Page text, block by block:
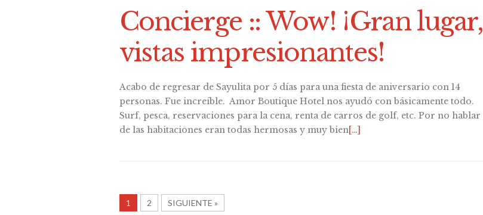
Concierge :: Wow! ¡Gran lugar,
vistas impresionantes!
Acabo de regresar de Sayulita por 5 días para una fiesta de aniversario con 14
personas. Fue increíble. Amor Boutique Hotel nos ayudó con básicamente todo.
Surf, pesca, reservaciones para la cena, renta de carros de golf, etc. Por no hablar
de las habitaciones eran todas hermosas y muy bien[…]
1 2 SIGUIENTE »